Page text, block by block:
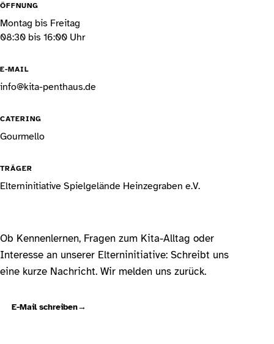
ÖFFNUNG
Montag bis Freitag
08:30 bis 16:00 Uhr
E-MAIL
info@kita-penthaus.de
CATERING
Gourmello
TRÄGER
Elterninitiative Spielgelände Heinzegraben e.V.
Ob Kennenlernen, Fragen zum Kita-Alltag oder
Interesse an unserer Elterninitiative: Schreibt uns
eine kurze Nachricht. Wir melden uns zurück.
E-Mail schreiben→